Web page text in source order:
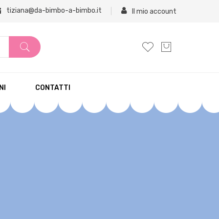
tiziana@da-bimbo-a-bimbo.it Il mio account
CONTATTI